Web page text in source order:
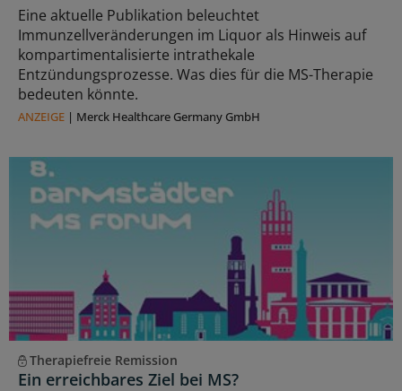
Eine aktuelle Publikation beleuchtet
Immunzellveränderungen im Liquor als Hinweis auf
kompartimentalisierte intrathekale
Entzündungsprozesse. Was dies für die MS-Therapie
bedeuten könnte.
ANZEIGE | Merck Healthcare Germany GmbH
Therapiefreie Remission
Ein erreichbares Ziel bei MS?